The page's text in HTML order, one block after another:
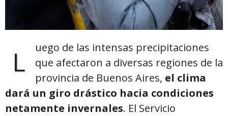
L
uego de las intensas precipitaciones
que afectaron a diversas regiones de la
provincia de Buenos Aires, el clima
dará un giro drástico hacia condiciones
netamente invernales. El Servicio